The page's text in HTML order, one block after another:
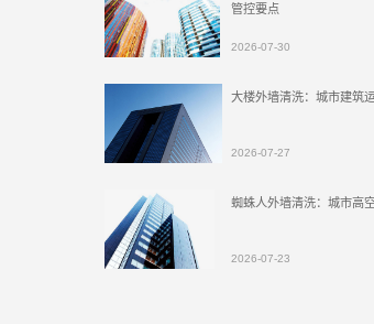
管控要点
2026-07-30
大楼外墙清洗：城市建筑
2026-07-27
蜘蛛人外墙清洗：城市高
2026-07-23